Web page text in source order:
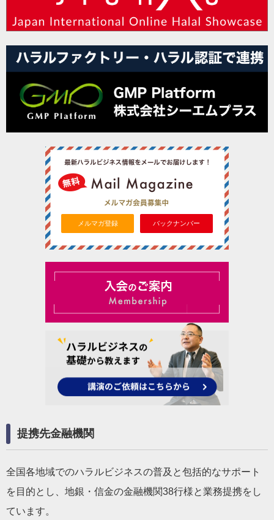
メルマガ登録 バックナンバー
提携先金融機関
全国各地域でのハラルビジネスの普及と包括的なサポート
を目的とし、地銀・信金の金融機関38行様と業務提携をし
ています。